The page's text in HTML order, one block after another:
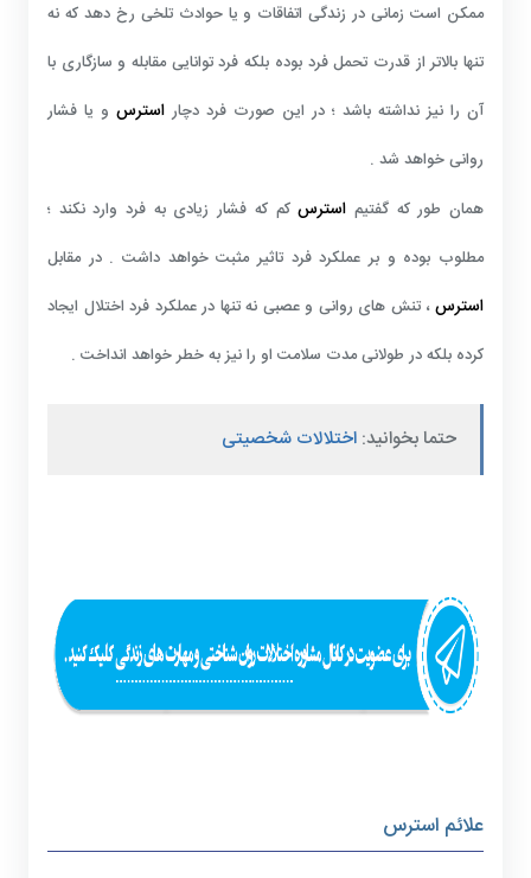
ممکن است زمانی در زندگی اتفاقات و یا حوادث تلخی رخ دهد که نه
تنها بالاتر از قدرت تحمل فرد بوده بلکه فرد توانایی مقابله و سازگاری با
آن را نیز نداشته باشد ؛ در این صورت فرد دچار استرس و یا فشار
روانی خواهد شد .
همان طور که گفتیم استرسکم که فشار زیادی به فرد وارد نکند ؛
مطلوب بوده و بر عملکرد فرد تاثیر مثبت خواهد داشت . در مقابل
استرس، تنش های روانی و عصبی نه تنها در عملکرد فرد اختلال ایجاد
کرده بلکه در طولانی مدت سلامت او را نیز به خطر خواهد انداخت .
حتما بخوانید: اختلالات شخصیتی
علائم استرس